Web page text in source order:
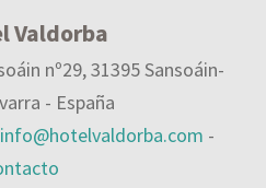
nº29, 31395 Sansoáin-
- España
info@hotelvaldorba.com -